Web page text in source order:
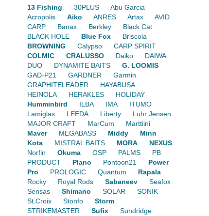
13 Fishing 30PLUS
Abu Garcia
Acropolis
Aiko ANRES Artax
AVID
CARP
Banax Berkley
Black Cat
BLACK HOLE
Blue Fox
Briscola
BROWNING
Calypso
CARP SPIRIT
COLMIC
CRALUSSO Daiko
DAIWA
DUO
DYNAMITE BAITS
G. LOOMIS
GAD-P21
GARDNER
Garmin
GRAPHITELEADER
HAYABUSA
HEINOLA
HERAKLES
HOLIDAY
Humminbird
ILBA IMA
ITUMO
Lamiglas
LEEDA Liberty
Luhr Jensen
MAJOR CRAFT
MarCum
Marttiini
Maver
MEGABASS Middy
Minn
Kota
MISTRAL BAITS MORA
NEXUS
Norfin
Okuma OSP PALMS
PB
PRODUCT
Plano Pontoon21
Power
Pro
PROLOGIC Quantum
Rapala
Rocky
Royal Rods Sabaneev
Seafox
Sensas
Shimano SOLAR
SONIK
St.Croix
Stonfo
Storm
STRIKEMASTER
Sufix
Sundridge